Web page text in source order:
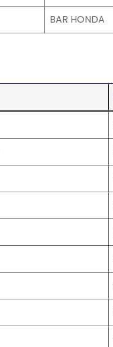
BAR HONDA